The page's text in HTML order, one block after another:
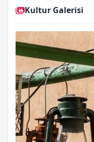
Kultur Galerisi